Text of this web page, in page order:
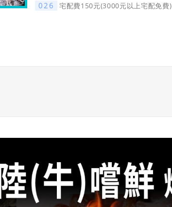
026 宅配費150元(3000元以上宅配免費)